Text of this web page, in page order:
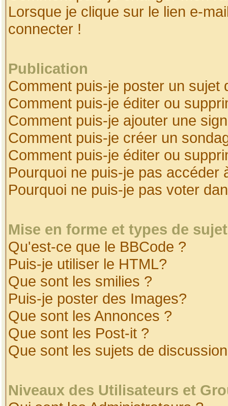
Lorsque je clique sur le lien e-
connecter !
Publication
Comment puis-je poster un sujet
Comment puis-je éditer ou
Comment puis-je ajouter une
Comment puis-je créer un
Comment puis-je éditer ou
Pourquoi ne puis-je pas accéder
Pourquoi ne puis-je pas voter
Mise en forme et types de
Qu'est-ce que le BBCode ?
Puis-je utiliser le HTML?
Que sont les smilies ?
Puis-je poster des Images?
Que sont les Annonces ?
Que sont les Post-it ?
Que sont les sujets de
Niveaux des Utilisateurs et